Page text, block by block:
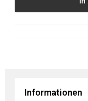
Informationen